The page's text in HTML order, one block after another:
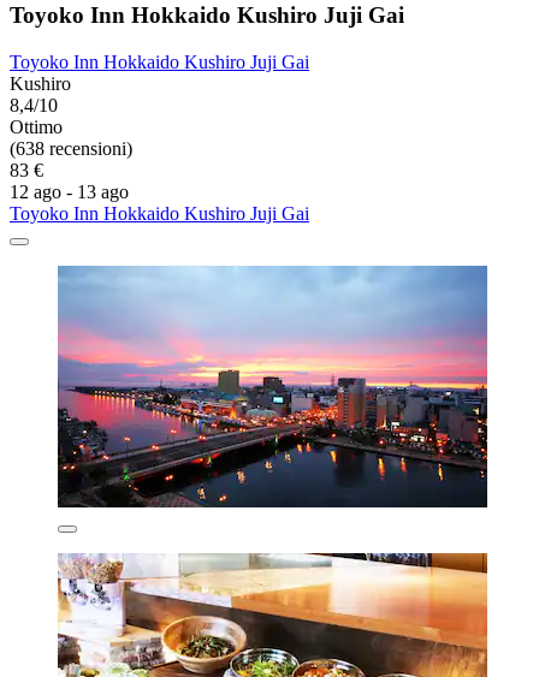
Toyoko Inn Hokkaido Kushiro Juji Gai
Toyoko Inn Hokkaido Kushiro Juji Gai
Kushiro
8,4/10
Ottimo
(638 recensioni)
83 €
12 ago - 13 ago
Toyoko Inn Hokkaido Kushiro Juji Gai